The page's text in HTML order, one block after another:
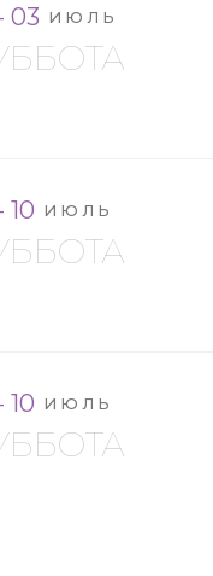
03 ИЮЛЬ
10 ИЮЛЬ
10 ИЮЛЬ